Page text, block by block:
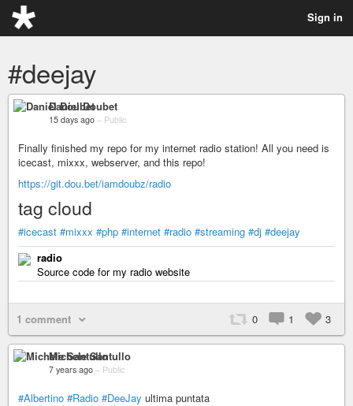
Sign in
#deejay
Daniel Doubet
15 days ago – Public
Finally finished my repo for my internet radio station! All you need is
icecast, mixxx, webserver, and this repo!
https://git.dou.bet/iamdoubz/radio
tag cloud
#icecast #mixxx #php #internet #radio #streaming #dj #deejay
radio
Source code for my radio website
1 comment 0 1 3
Michele Santullo
7 years ago – Public
#Albertino #Radio #DeeJay ultima puntata